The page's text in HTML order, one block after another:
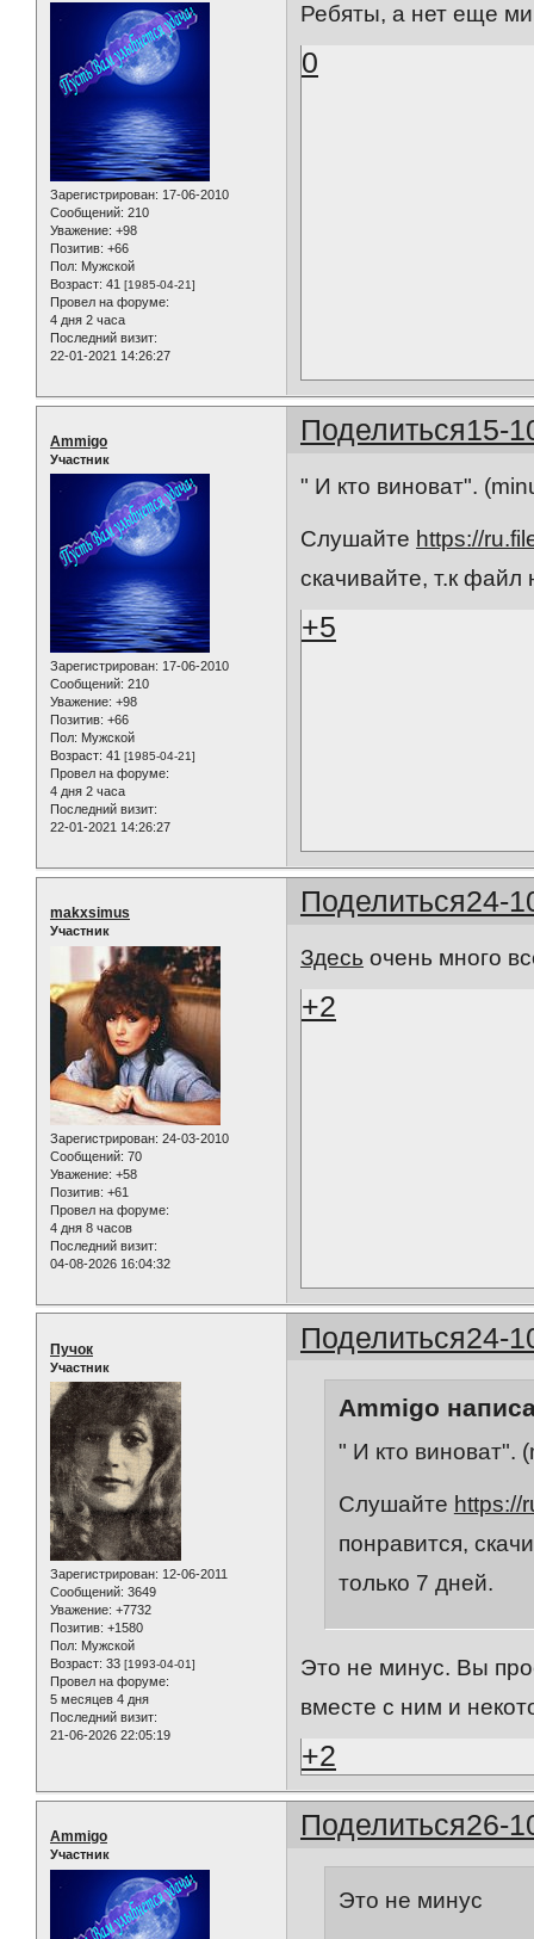
Зарегистрирован: 17-06-2010
Сообщений: 210
Уважение: +98
Позитив: +66
Пол: Мужской
Возраст: 41 [1985-04-21]
Провел на форуме:
4 дня 2 часа
Последний визит:
22-01-2021 14:26:27
Ребяты, а нет еще
0
Поделиться15-
Ammigo
Участник
Зарегистрирован: 17-06-2010
Сообщений: 210
Уважение: +98
Позитив: +66
Пол: Мужской
Возраст: 41 [1985-04-21]
Провел на форуме:
4 дня 2 часа
Последний визит:
22-01-2021 14:26:27
" И кто виноват".
Слушайте https://
скачивайте, т.к
+5
Поделиться24-
makxsimus
Участник
Зарегистрирован: 24-03-2010
Сообщений: 70
Уважение: +58
Позитив: +61
Провел на форуме:
4 дня 8 часов
Последний визит:
04-08-2026 16:04:32
Здесь очень много
+2
Поделиться24-
Пучок
Участник
Зарегистрирован: 12-06-2011
Сообщений: 3649
Уважение: +7732
Позитив: +1580
Пол: Мужской
Возраст: 33 [1993-04-01]
Провел на форуме:
5 месяцев 4 дня
Последний визит:
21-06-2026 22:05:19
Ammigo
" И кто виноват".
Слушайте https://
понравится,
только 7 дней.
Это не минус. Вы
вместе с ним и
+2
Поделиться26-
Ammigo
Участник
Это не минус